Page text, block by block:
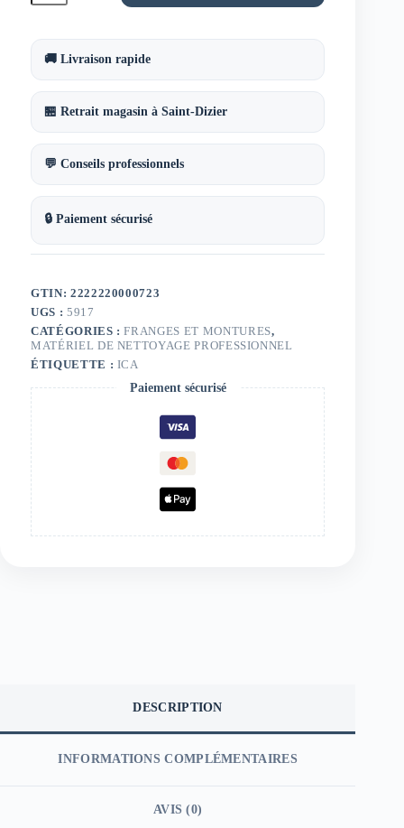
elparoll
coton/polyester
45
cm
🚚 Livraison rapide
🏪 Retrait magasin à Saint-Dizier
💬 Conseils professionnels
🔒 Paiement sécurisé
GTIN: 2222220000723
UGS : 5917
CATÉGORIES :FRANGES ET MONTURES,
MATÉRIEL DE NETTOYAGE PROFESSIONNEL
ÉTIQUETTE : ICA
Paiement sécurisé
DESCRIPTION
INFORMATIONS COMPLÉMENTAIRES
AVIS (0)